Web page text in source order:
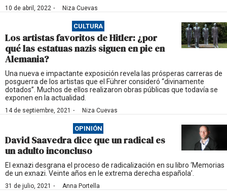
10 de abril, 2022 · Niza Cuevas
CULTURA
Los artistas favoritos de Hitler: ¿por
qué las estatuas nazis siguen en pie en
Alemania?
Una nueva e impactante exposición revela las prósperas carreras de
posguerra de los artistas que el Führer consideró “divinamente
dotados”. Muchos de ellos realizaron obras públicas que todavía se
exponen en la actualidad.
14 de septiembre, 2021 · Niza Cuevas
OPINIÓN
David Saavedra dice que un radical es
un adulto inconcluso
El exnazi desgrana el proceso de radicalización en su libro ‘Memorias
de un exnazi. Veinte años en le extrema derecha española’.
31 de julio, 2021 · Anna Portella